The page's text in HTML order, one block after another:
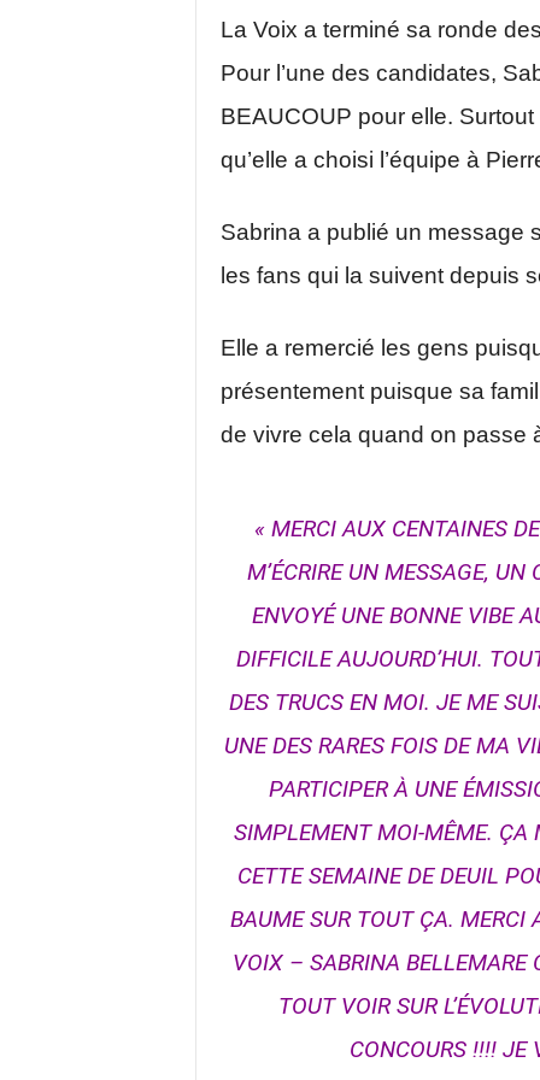
La Voix a terminé sa ronde
Pour l’une des candidates,
BEAUCOUP pour elle.
qu’elle a choisi l’équipe à
Sabrina a publié un message
les fans qui la suivent depuis
Elle a remercié les gens
présentement puisque sa
de vivre cela quand on passe
« MERCI AUX CENTAINES
M’ÉCRIRE UN MESSAGE,
ENVOYÉ UNE BONNE VIBE
DIFFICILE AUJOURD’HUI.
DES TRUCS EN MOI. JE ME
UNE DES RARES FOIS DE MA
PARTICIPER À UNE
SIMPLEMENT MOI-MÊME. ÇA
CETTE SEMAINE DE DEUIL
BAUME SUR TOUT ÇA. MERCI
VOIX – SABRINA BELLEMARE
TOUT VOIR SUR
CONCOURS !!!! JE